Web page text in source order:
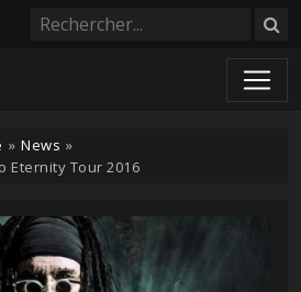
» News »
Eternity Tour 2016